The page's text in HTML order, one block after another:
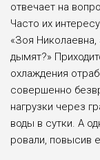
отве­чает на
Часто их
«Зоя Николаевна,
дымят?»
охлаждения
совершенно
нагрузки через
воды в сутки. А
ровали, повысив